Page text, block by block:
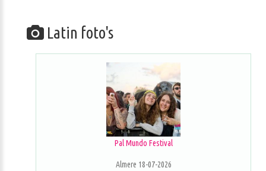
Latin foto's
Pal Mundo Festival
Almere 18-07-2026